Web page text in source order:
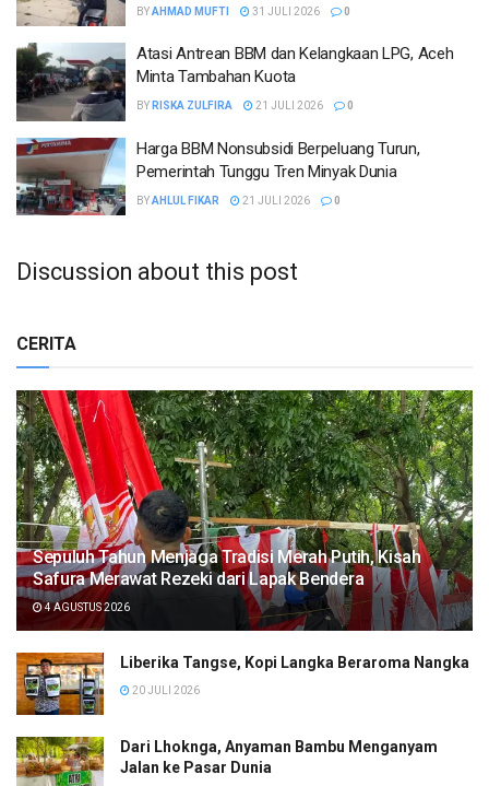
BYAHMAD MUFTI 31 JULI 2026 0
Atasi Antrean BBM dan Kelangkaan LPG, Aceh
Minta Tambahan Kuota
BY RISKA ZULFIRA 21 JULI 2026 0
Harga BBM Nonsubsidi Berpeluang Turun,
Pemerintah Tunggu Tren Minyak Dunia
BYAHLUL FIKAR 21 JULI 2026 0
Discussion about this post
CERITA
Sepuluh Tahun Menjaga Tradisi Merah Putih, Kisah
Safura Merawat Rezeki dari Lapak Bendera
4 AGUSTUS 2026
Liberika Tangse, Kopi Langka Beraroma Nangka
20 JULI 2026
Dari Lhoknga, Anyaman Bambu Menganyam
Jalan ke Pasar Dunia